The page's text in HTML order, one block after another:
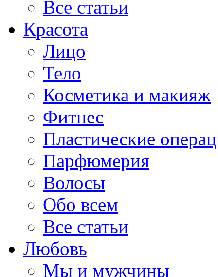
Все статьи
Красота
Лицо
Тело
Косметика и макияж
Фитнес
Пластические
Парфюмерия
Волосы
Обо всем
Все статьи
Любовь
Мы и мужчины